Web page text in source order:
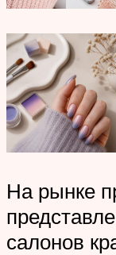
На рынке
салонов